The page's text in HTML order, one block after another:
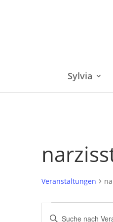
Sylvia
Veranstaltungen
Bitte